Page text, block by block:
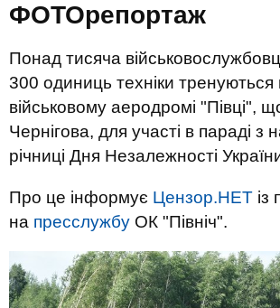
ФОТОрепортаж
Понад тисяча
300 одиниць техніки тренуються
військовому аеродромі "Півці",
Чернігова, для участі в параді з
річниці Дня Незалежності
Про це інформує Цензор.НЕТ із
на пресслужбу ОК "Північ".